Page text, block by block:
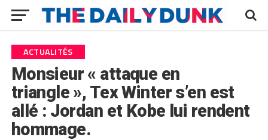
ACTUALITÉS
Monsieur « attaque en
triangle », Tex Winter s’en est
allé : Jordan et Kobe lui rendent
hommage.